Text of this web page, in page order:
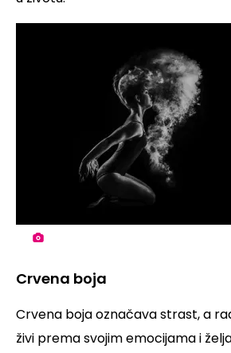
Crvena boja
Crvena boja označava strast, a
živi prema svojim emocijama i